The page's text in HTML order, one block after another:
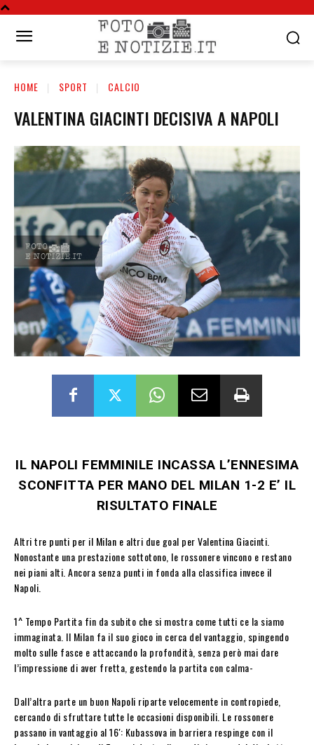
HOME SPORT CALCIO
VALENTINA GIACINTI DECISIVA A NAPOLI
IL NAPOLI FEMMINILE INCASSA L’ENNESIMA
SCONFITTA PER MANO DEL MILAN 1-2 E’ IL
RISULTATO FINALE
Altri tre punti per il Milan e altri due goal per Valentina Giacinti.
Nonostante una prestazione sottotono, le rossonere vincono e restano
nei piani alti. Ancora senza punti in fonda alla classifica invece il
Napoli.
1^ Tempo Partita fin da subito che si mostra come tutti ce la siamo
immaginata. Il Milan fa il suo gioco in cerca del vantaggio, spingendo
molto sulle fasce e attaccando la profondità, senza però mai dare
l’impressione di aver fretta, gestendo la partita con calma-
Dall’altra parte un buon Napoli riparte velocemente in contropiede,
cercando di sfruttare tutte le occasioni disponibili. Le rossonere
passano in vantaggio al 16′: Kubassova in barriera respinge con il